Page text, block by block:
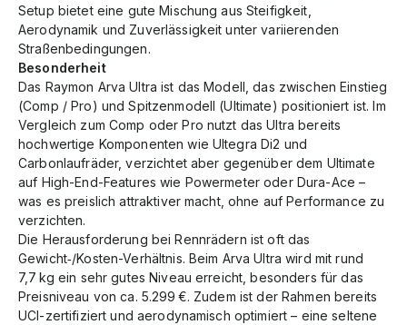
Setup bietet eine gute Mischung aus Steifigkeit,
Aerodynamik und Zuverlässigkeit unter variierenden
Straßenbedingungen.
Besonderheit
Das Raymon Arva Ultra ist das Modell, das zwischen Einstieg
(Comp / Pro) und Spitzenmodell (Ultimate) positioniert ist. Im
Vergleich zum Comp oder Pro nutzt das Ultra bereits
hochwertige Komponenten wie Ultegra Di2 und
Carbonlaufräder, verzichtet aber gegenüber dem Ultimate
auf High-End-Features wie Powermeter oder Dura-Ace –
was es preislich attraktiver macht, ohne auf Performance zu
verzichten.
Die Herausforderung bei Rennrädern ist oft das
Gewicht‑/Kosten-Verhältnis. Beim Arva Ultra wird mit rund
7,7 kg ein sehr gutes Niveau erreicht, besonders für das
Preisniveau von ca. 5.299 €. Zudem ist der Rahmen bereits
UCI-zertifiziert und aerodynamisch optimiert – eine seltene